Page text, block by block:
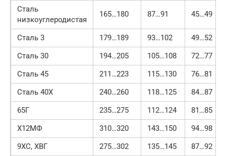
Сталь
низкоуглеродистая
165…180 87…91 45…49
Сталь 3 179…189 93…102
49…52
Сталь 30
194…205 105…108
72…77
Сталь 45
211…223 115…130
76…81
Сталь 40Х
240…260 118…125
84…87
65Г
235…275 112…124
81…85
Х12МФ
310…320 143…150
94…98
9ХС, ХВГ
275…302 135…145
87…92